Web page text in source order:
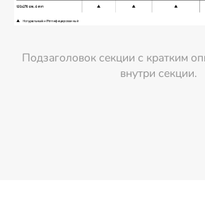
Подзаголовок секции с кратким
внутри секции.